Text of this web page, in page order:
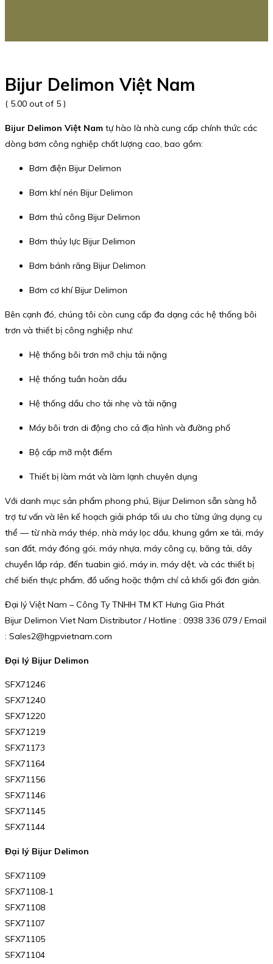
Bijur Delimon Việt Nam
( 5.00 out of 5 )
Bijur Delimon Việt Nam tự hào là nhà cung cấp chính thức các
dòng bơm công nghiệp chất lượng cao, bao gồm:
Bơm điện Bijur Delimon
Bơm khí nén Bijur Delimon
Bơm thủ công Bijur Delimon
Bơm thủy lực Bijur Delimon
Bơm bánh răng Bijur Delimon
Bơm cơ khí Bijur Delimon
Bên cạnh đó, chúng tôi còn cung cấp đa dạng các hệ thống bôi
trơn và thiết bị công nghiệp như:
Hệ thống bôi trơn mỡ chịu tải nặng
Hệ thống tuần hoàn dầu
Hệ thống dầu cho tải nhẹ và tải nặng
Máy bôi trơn di động cho cả địa hình và đường phố
Bộ cấp mỡ một điểm
Thiết bị làm mát và làm lạnh chuyên dụng
Với danh mục sản phẩm phong phú, Bijur Delimon sẵn sàng hỗ
trợ tư vấn và lên kế hoạch giải pháp tối ưu cho từng ứng dụng cụ
thể — từ nhà máy thép, nhà máy lọc dầu, khung gầm xe tải, máy
san đất, máy đóng gói, máy nhựa, máy công cụ, băng tải, dây
chuyền lắp ráp, đến tuabin gió, máy in, máy dệt, và các thiết bị
chế biến thực phẩm, đồ uống hoặc thậm chí cả khối gối đơn giản.
Đại lý Việt Nam – Công Ty TNHH TM KT Hưng Gia Phát
Bijur Delimon Viet Nam Distributor / Hotline : 0938 336 079 / Email
: Sales2@hgpvietnam.com
Đại lý Bijur Delimon
SFX71246
SFX71240
SFX71220
SFX71219
SFX71173
SFX71164
SFX71156
SFX71146
SFX71145
SFX71144
Đại lý Bijur Delimon
SFX71109
SFX71108-1
SFX71108
SFX71107
SFX71105
SFX71104